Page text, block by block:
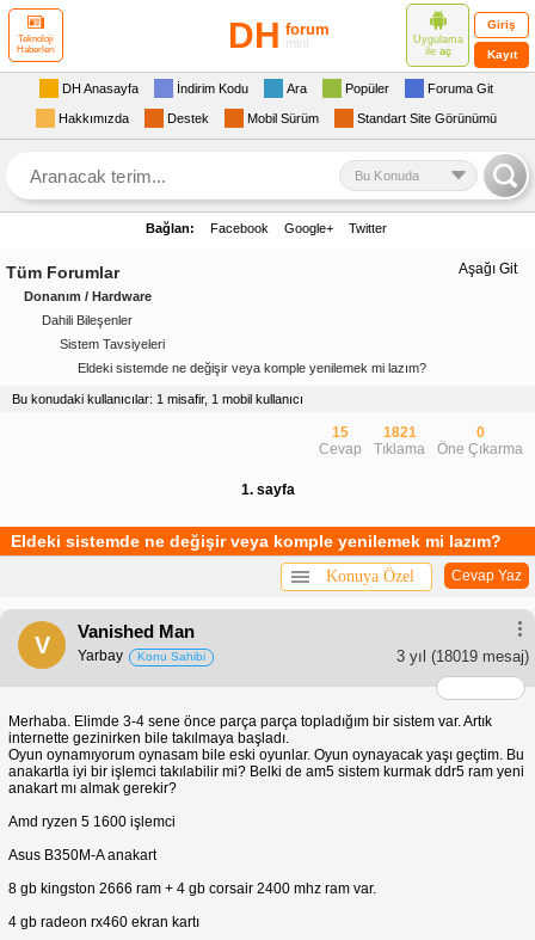
Teknoloji
Haberleri
DH forum
mini
Uygulama
ile aç
Giriş
Kayıt
DH Anasayfa İndirim Kodu Ara Popüler Foruma Git
Hakkımızda Destek Mobil Sürüm Standart Site Görünümü
Bu Konuda
Bağlan: Facebook Google+ Twitter
Aşağı Git
Tüm Forumlar
Donanım / Hardware
Dahili Bileşenler
Sistem Tavsiyeleri
Eldeki sistemde ne değişir veya komple yenilemek mi lazım?
Bu konudaki kullanıcılar: 1 misafir, 1 mobil kullanıcı
15
Cevap
1821
Tıklama
0
Öne Çıkarma
1. sayfa
Eldeki sistemde ne değişir veya komple yenilemek mi lazım?
Cevap Yaz
Konuya Özel
V
Vanished Man
3 yıl (18019 mesaj)
Yarbay Konu Sahibi
Merhaba. Elimde 3-4 sene önce parça parça topladığım bir sistem var. Artık
internette gezinirken bile takılmaya başladı.
Oyun oynamıyorum oynasam bile eski oyunlar. Oyun oynayacak yaşı geçtim. Bu
anakartla iyi bir işlemci takılabilir mi? Belki de am5 sistem kurmak ddr5 ram yeni
anakart mı almak gerekir?
Amd ryzen 5 1600 işlemci
Asus B350M-A anakart
8 gb kingston 2666 ram + 4 gb corsair 2400 mhz ram var.
4 gb radeon rx460 ekran kartı